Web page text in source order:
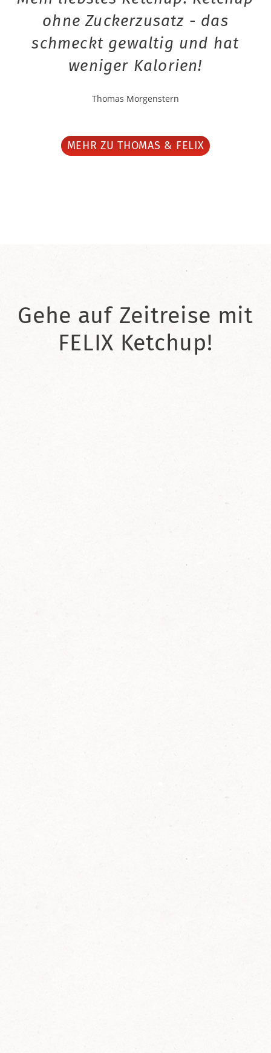
ohne Zuckerzusatz - das
schmeckt gewaltig und hat
weniger Kalorien!
Thomas Morgenstern
MEHR ZU THOMAS & FELIX
Gehe auf Zeitreise mit
FELIX Ketchup!